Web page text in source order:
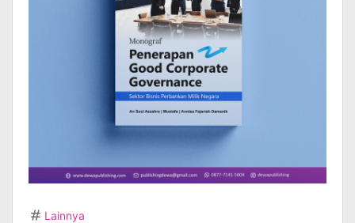
Lainnya